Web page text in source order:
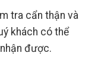
tra cẩn thận và
khách có thể
được.